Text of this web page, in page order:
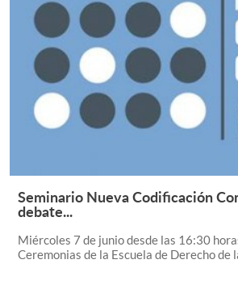
Seminario Nueva Codificación
debate...
Miércoles 7 de junio desde las 16:30
Ceremonias de la Escuela de Derecho de